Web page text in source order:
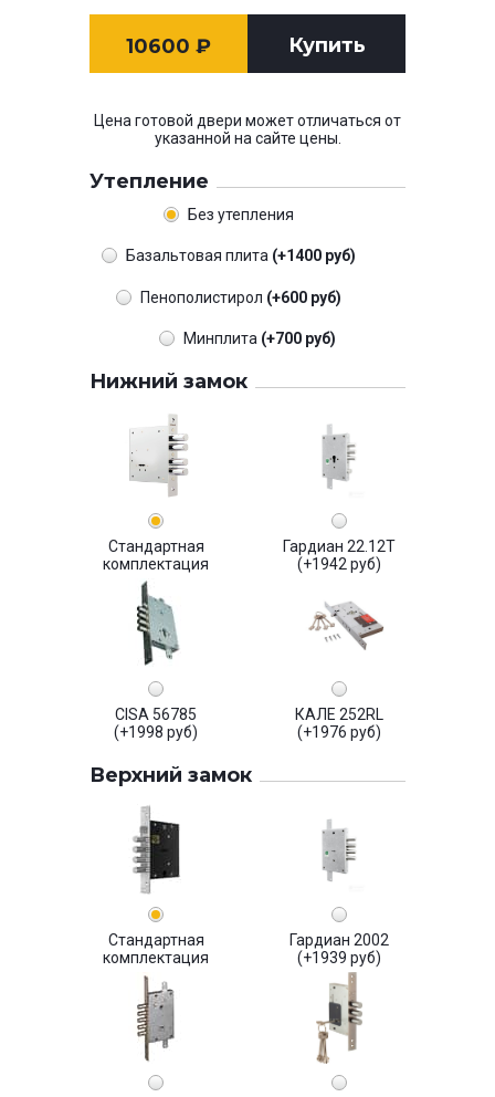
10600 ₽ Купить
Цена готовой двери может отличаться от
указанной на сайте цены.
Утепление
Без утепления
Базальтовая плита (+1400 руб)
Пенополистирол (+600 руб)
Минплита (+700 руб)
Нижний замок
Стандартная
комплектация
Гардиан 22.12Т
(+1942 руб)
CISA 56785
(+1998 руб)
КАЛЕ 252RL
(+1976 руб)
Верхний замок
Стандартная
комплектация
Гардиан 2002
(+1939 руб)